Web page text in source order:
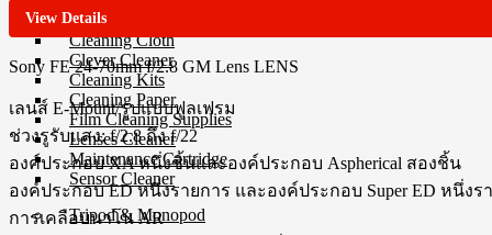
Air Blower
Cleaning Cloth
Clever Cleaner
Cleaning Kits
Cleaning Paper
Film Cleaning Supplies
Lenses Cleaner
Maintenance Cartridge
Sensor Cleaner
Tripod & Monopod
View Details
Sony FE 24-70mm f/2.8 GM Lens LENS
เลนส์ E-Mount/รูปแบบฟูลเฟรม
ช่วงรูรับแสง: f/2.8 ถึง f/22
องค์ประกอบ XA หนึ่งชิ้นและองค์ประกอบ Aspherical สองชิ้น
องค์ประกอบ ED หนึ่งรายการ และองค์ประกอบ Super ED หนึ่งร
การเคลือบนาโน AR